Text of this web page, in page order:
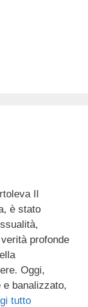
Il
è stato
profonde
Oggi,
e banalizzato,
tutto